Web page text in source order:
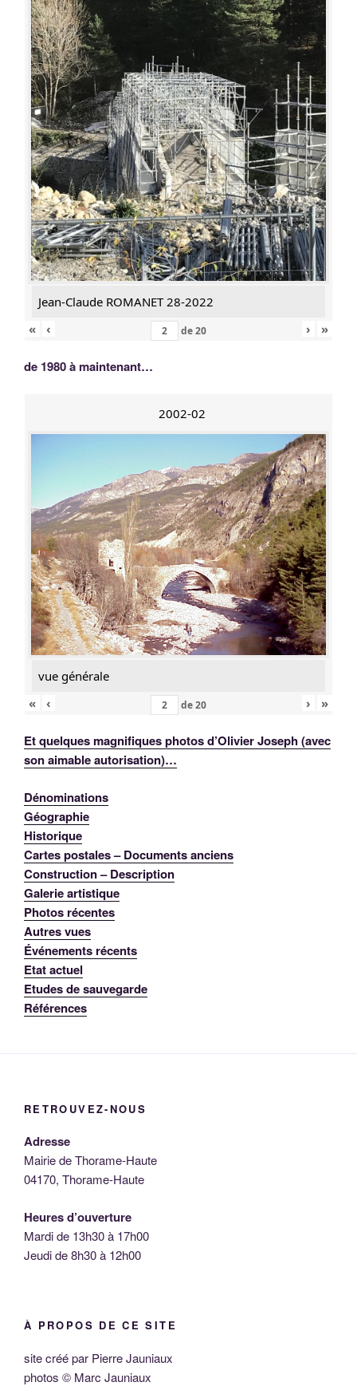
Jean-Claude ROMANET 28-2022
«
‹ de20 › »
de 1980 à maintenant…
2002-02
vue générale
«
‹ de20 › »
Et quelques magnifiques photos d’Olivier Joseph (avec
son aimable autorisation)…
Dénominations
Géographie
Historique
Cartes postales – Documents anciens
Construction – Description
Galerie artistique
Photos récentes
Autres vues
Événements récents
Etat actuel
Etudes de sauvegarde
Références
RETROUVEZ-NOUS
Adresse
Mairie de Thorame-Haute
04170, Thorame-Haute
Heures d’ouverture
Mardi de 13h30 à 17h00
Jeudi de 8h30 à 12h00
À PROPOS DE CE SITE
site créé par Pierre Jauniaux
photos © Marc Jauniaux